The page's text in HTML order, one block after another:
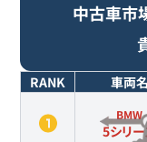
中古車市
RANK 車両名
BMW
5シリ